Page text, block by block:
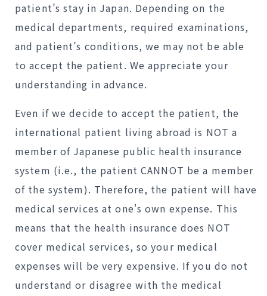
patient’s stay in Japan. Depending on the
medical departments, required examinations,
and patient’s conditions, we may not be able
to accept the patient. We appreciate your
understanding in advance.
Even if we decide to accept the patient, the
international patient living abroad is NOT a
member of Japanese public health insurance
system (i.e., the patient CANNOT be a member
of the system). Therefore, the patient will have
medical services at one's own expense. This
means that the health insurance does NOT
cover medical services, so your medical
expenses will be very expensive. If you do not
understand or disagree with the medical